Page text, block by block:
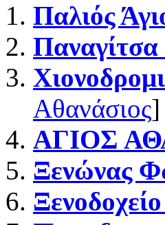
Παλιός
Αθανάσιος]
ΑΓΙΟΣ
Ξενώνας